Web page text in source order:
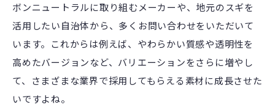
ボンニュートラルに取り組むメーカーや、地元のスギを
活用したい自治体から、多くお問い合わせをいただいて
います。これからは例えば、やわらかい質感や透明性を
高めたバージョンなど、バリエーションをさらに増やし
て、さまざまな業界で採用してもらえる素材に成長させた
いですよね。